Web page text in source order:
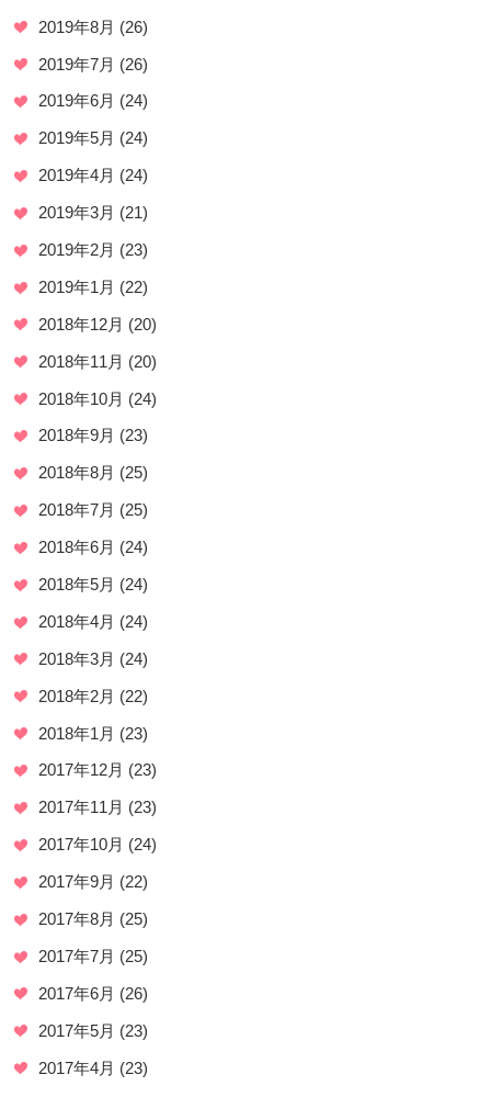
2019年8月 (26)
2019年7月 (26)
2019年6月 (24)
2019年5月 (24)
2019年4月 (24)
2019年3月 (21)
2019年2月 (23)
2019年1月 (22)
2018年12月 (20)
2018年11月 (20)
2018年10月 (24)
2018年9月 (23)
2018年8月 (25)
2018年7月 (25)
2018年6月 (24)
2018年5月 (24)
2018年4月 (24)
2018年3月 (24)
2018年2月 (22)
2018年1月 (23)
2017年12月 (23)
2017年11月 (23)
2017年10月 (24)
2017年9月 (22)
2017年8月 (25)
2017年7月 (25)
2017年6月 (26)
2017年5月 (23)
2017年4月 (23)